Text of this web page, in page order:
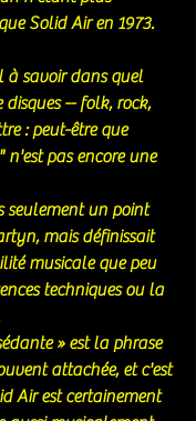
Solid Air en 1973.
à savoir dans quel
-- folk, rock,
: peut-être que
n'est pas encore une
seulement un point
mais définissait
musicale que peu
techniques ou la
» est la phrase
attachée, et c'est
Air est certainement